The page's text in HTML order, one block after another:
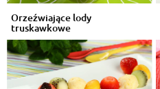
Orzeźwiające lody
truskawkowe